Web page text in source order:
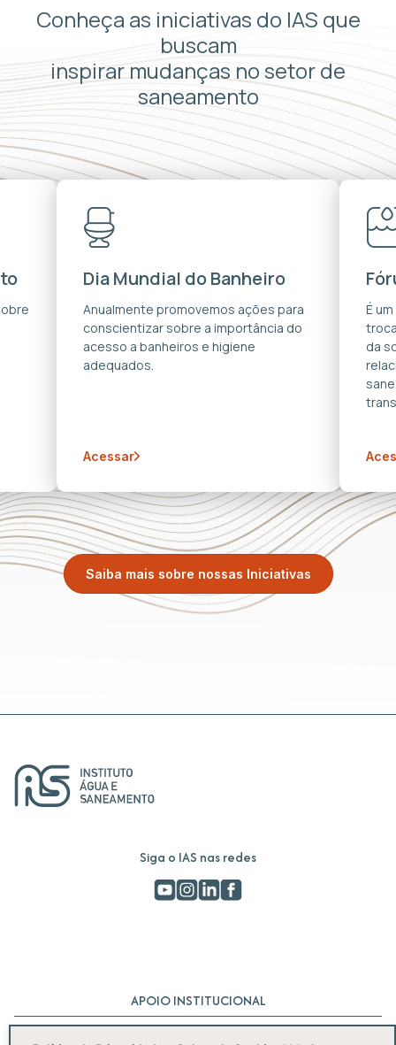
Conheça as iniciativas do IAS que
buscam
inspirar mudanças no setor de
saneamento
Dia Mundial do Banheiro
Anualmente promovemos ações para
conscientizar sobre a importância do
acesso a banheiros e higiene
adequados.
Acessar
É
da
Saiba mais sobre nossas Iniciativas
Siga o IAS nas redes
APOIO INSTITUCIONAL